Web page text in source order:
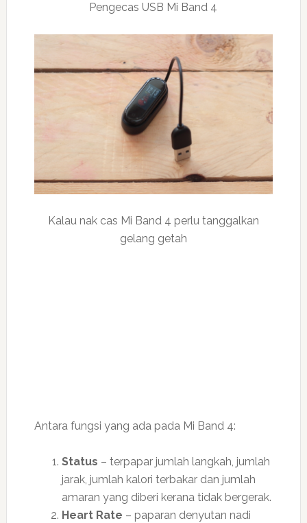
Pengecas USB Mi Band 4
Kalau nak cas Mi Band 4 perlu tanggalkan
gelang getah
Antara fungsi yang ada pada Mi Band 4:
Status – terpapar jumlah langkah, jumlah
jarak, jumlah kalori terbakar dan jumlah
amaran yang diberi kerana tidak bergerak.
Heart Rate – paparan denyutan nadi